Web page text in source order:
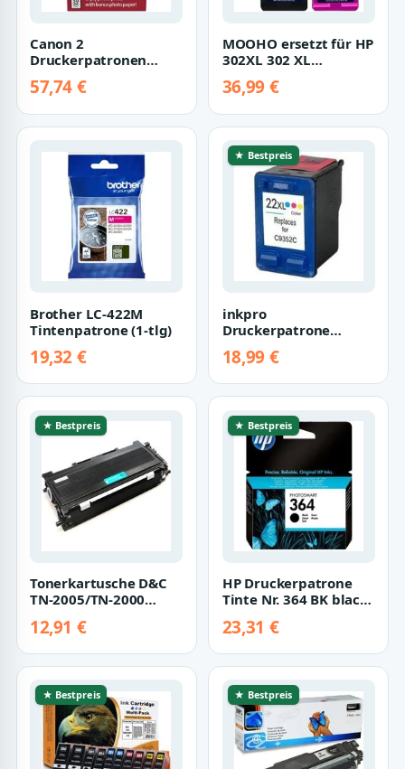
Canon 2
Druckerpatronen
Tinte PG-545 XL BK /
CL-546 XL tri-color
57,74 €
MOOHO ersetzt für HP
302XL 302 XL
Tintenpatrone (Envy
4520 4522 4524 4…
36,99 €
Brother LC-422M
Tintenpatrone (1-tlg)
19,32 €
★ Bestpreis
inkpro
Druckerpatrone
XL color,
18,99 €
★ Bestpreis
Tonerkartusche D&C
TN-2005/TN-2000
kompatibel mit
12,91 €
★ Bestpreis
HP Druckerpatrone
Tinte Nr. 364 BK black,
Tintenpatrone
23,31 €
★ Bestpreis ★ Bestpreis